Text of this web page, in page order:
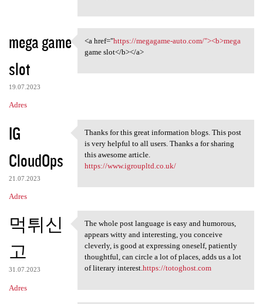
mega game
slot
19.07.2023
Adres
<a href="https://megagame
<a href="https://megagame-auto.com/"><b>mega
game slot</b></a>
IG
CloudOps
21.07.2023
Adres
Thanks for this great
Thanks for this great information blogs. This post
is very helpful to all users. Thanks a for sharing
this awesome article.
https://www.igroupltd.co.uk/
먹튀신
고
31.07.2023
Adres
The whole post language is
The whole post language is easy and humorous,
appears witty and interesting, you conceive
cleverly, is good at expressing oneself, patiently
thoughtful, can circle a lot of places, adds us a lot
of literary interest.https://totoghost.com